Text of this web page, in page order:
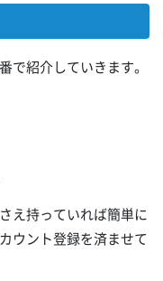
で紹介していきます。
え持っていれば簡単に
ウント登録を済ませて